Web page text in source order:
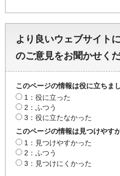
より良いウェブサイト
のご意見をお聞かせく
このページの情報は役に立ちま
1：役に立った
2：ふつう
3：役に立たなかった
このページの情報は見つけやす
1：見つけやすかった
2：ふつう
3：見つけにくかった